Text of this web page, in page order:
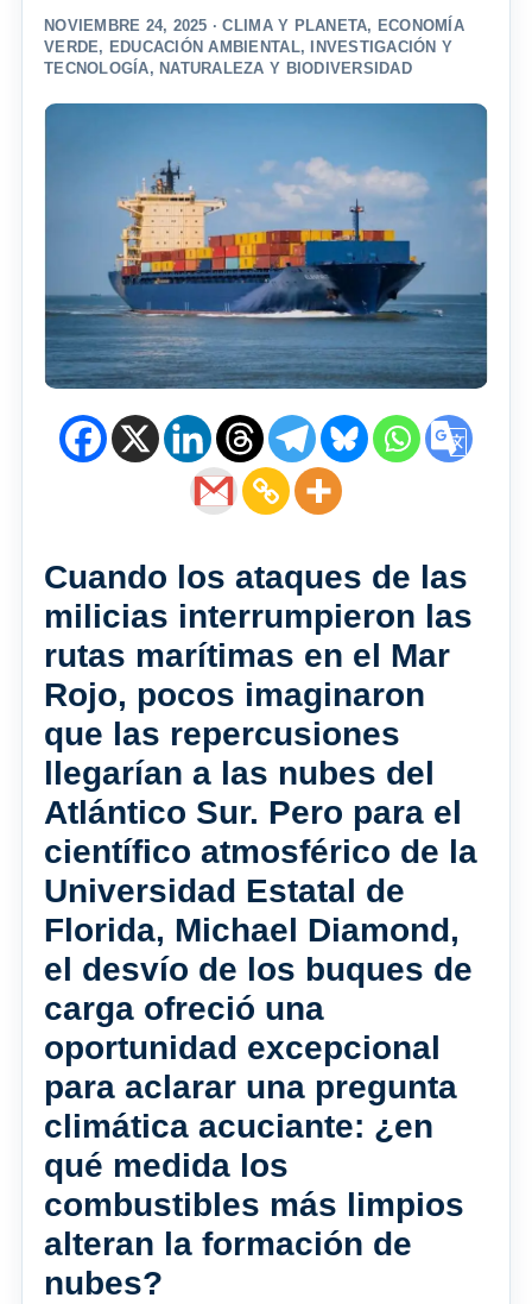
NOVIEMBRE 24, 2025 ·CLIMA Y PLANETA, ECONOMÍA
VERDE, EDUCACIÓN AMBIENTAL,
INVESTIGACIÓN Y
TECNOLOGÍA, NATURALEZA Y BIODIVERSIDAD
Cuando los ataques de las
milicias interrumpieron las
rutas marítimas en el Mar
Rojo, pocos imaginaron
que las repercusiones
llegarían a las nubes del
Atlántico Sur. Pero para el
científico atmosférico de la
Universidad Estatal de
Florida, Michael Diamond,
el desvío de los buques de
carga ofreció una
oportunidad excepcional
para aclarar una pregunta
climática acuciante: ¿en
qué medida los
combustibles más limpios
alteran la formación de
nubes?